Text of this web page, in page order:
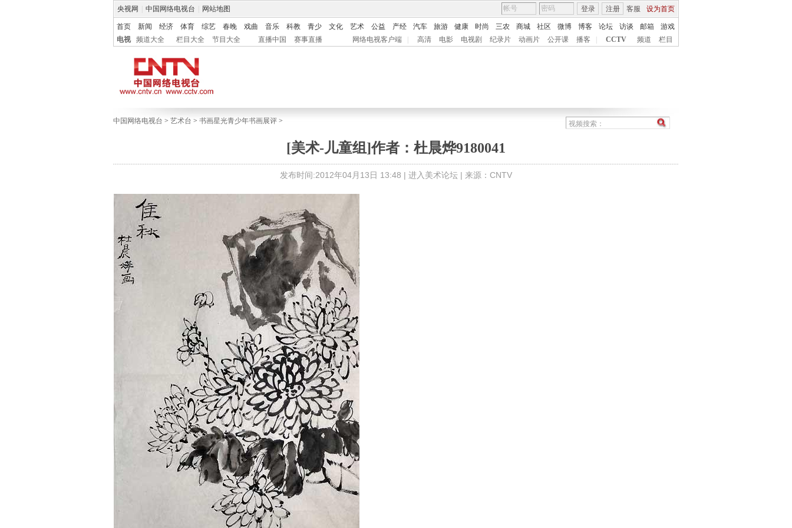
央视网 中国网络电视台 网站地图 客服 设为首页
登录 注册
首页 新闻 经济 体育 综艺 春晚 戏曲 音乐 科教 青少 文化 艺术 公益 产经 汽车 旅游 健康 时尚 三农 商城 社区 微博 博客 论坛 访谈 邮箱
游戏
电视
频道大全 栏目大全 节目大全 直播中国 赛事直播 网络电视客户端 高清 电影 电视剧 纪录片 动画片 公开课 播客 CCTV 频道 栏目
中国网络电视台 > 艺术台 > 书画星光青少年书画展评 >
[美术-儿童组]作者：杜晨烨9180041
发布时间:2012年04月13日 13:48 | 进入美术论坛 | 来源：CNTV